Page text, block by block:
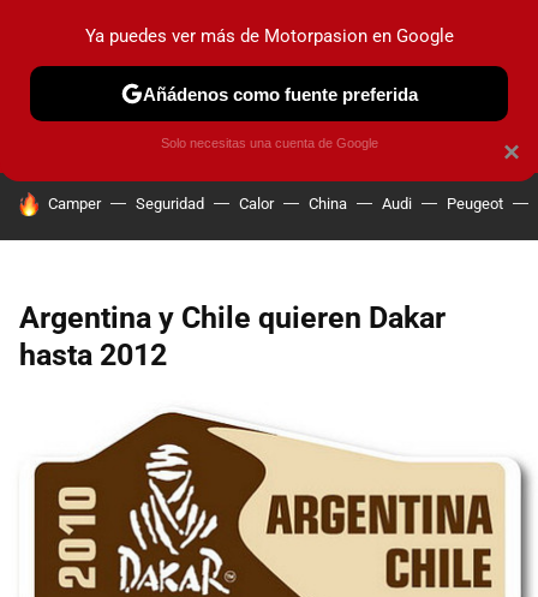
PRUEBAS COCHES ELÉCTRICOS OBSERVATORIO
HOY SE HABLA DE
Camper Seguridad Calor China Audi Peugeot
Argentina y Chile quieren Dakar
hasta 2012
×
Ya puedes ver más de Motorpasion en Google
Añádenos como fuente preferida
Solo necesitas una cuenta de Google